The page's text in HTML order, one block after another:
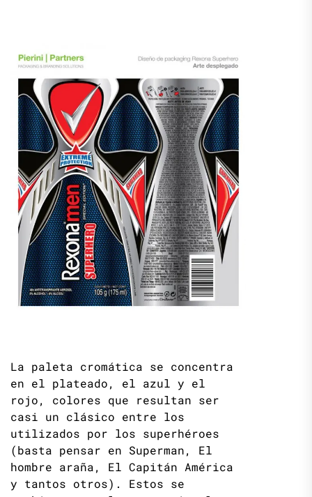
La paleta cromática se concentra
en el plateado, el azul y el
rojo, colores que resultan ser
casi un clásico entre los
utilizados por los superhéroes
(basta pensar en Superman, El
hombre araña, El Capitán América
y tantos otros). Estos se